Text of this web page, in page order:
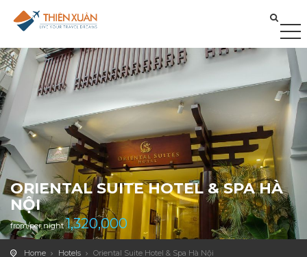
ORIENTAL SUITE HOTEL & SPA HÀ
NỘI
from/per night1,320,000
Home Hotels Oriental Suite Hotel & Spa Hà Nội